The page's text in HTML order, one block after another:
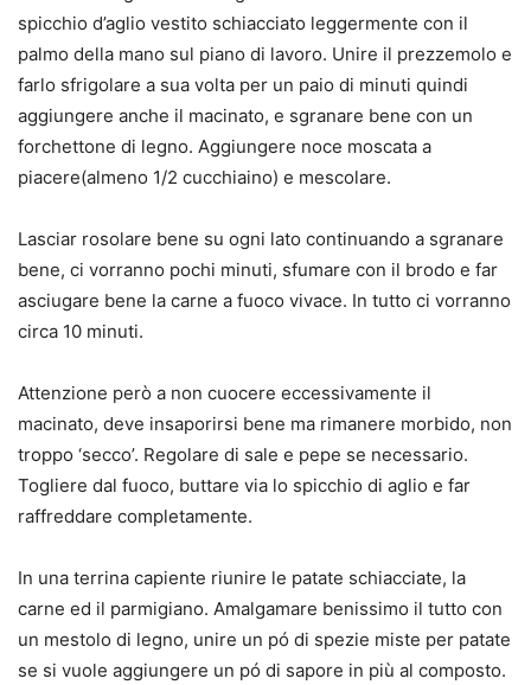
spicchio d’aglio vestito schiacciato leggermente con il
palmo della mano sul piano di lavoro. Unire il prezzemolo e
farlo sfrigolare a sua volta per un paio di minuti quindi
aggiungere anche il macinato, e sgranare bene con un
forchettone di legno. Aggiungere noce moscata a
piacere(almeno 1/2 cucchiaino) e mescolare.
Lasciar rosolare bene su ogni lato continuando a sgranare
bene, ci vorranno pochi minuti, sfumare con il brodo e far
asciugare bene la carne a fuoco vivace. In tutto ci vorranno
circa 10 minuti.
Attenzione però a non cuocere eccessivamente il
macinato, deve insaporirsi bene ma rimanere morbido, non
troppo ‘secco’. Regolare di sale e pepe se necessario.
Togliere dal fuoco, buttare via lo spicchio di aglio e far
raffreddare completamente.
In una terrina capiente riunire le patate schiacciate, la
carne ed il parmigiano. Amalgamare benissimo il tutto con
un mestolo di legno, unire un pó di spezie miste per patate
se si vuole aggiungere un pó di sapore in più al composto.